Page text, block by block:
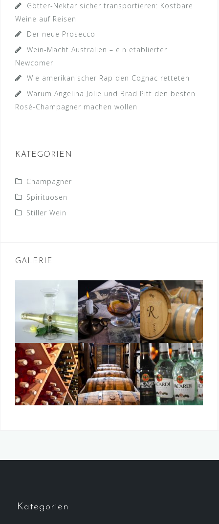
Götter-Nektar sicher transportieren: Kostbare
Weine auf Reisen
Der neue Prosecco
Wein-Macht Australien – ein etablierter
Newcomer
Wie amerikanischer Rap den Cognac retteten
Warum Angelina Jolie und Brad Pitt den besten
Rosé-Champagner machen wollen
KATEGORIEN
Champagner
Spirituosen
Stiller Wein
GALERIE
Kategorien